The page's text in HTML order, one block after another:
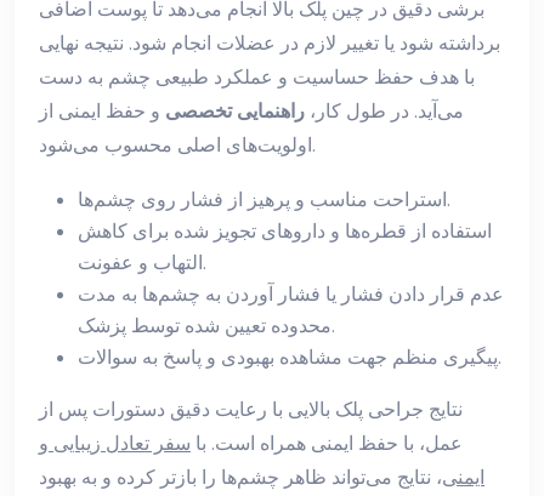
برشی دقیق در چین پلک بالا انجام می‌دهد تا پوست اضافی
برداشته شود یا تغییر لازم در عضلات انجام شود. نتیجه نهایی
با هدف حفظ حساسیت و عملکرد طبیعی چشم به دست
می‌آید. در طول کار، راهنمایی تخصصی و حفظ ایمنی از
اولویت‌های اصلی محسوب می‌شود.
استراحت مناسب و پرهیز از فشار روی چشم‌ها.
استفاده از قطره‌ها و داروهای تجویز شده برای کاهش
التهاب و عفونت.
عدم قرار دادن فشار یا فشار آوردن به چشم‌ها به مدت
محدوده تعیین شده توسط پزشک.
پیگیری منظم جهت مشاهده بهبودی و پاسخ به سوالات.
نتایج جراحی پلک بالایی با رعایت دقیق دستورات پس از
عمل، با حفظ ایمنی همراه است. با سفر تعادل زیبایی و
ایمنی، نتایج می‌تواند ظاهر چشم‌ها را بازتر کرده و به بهبود